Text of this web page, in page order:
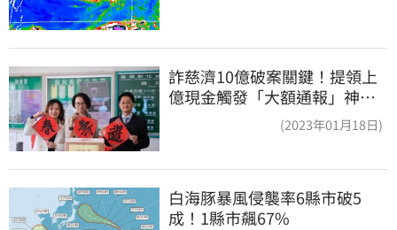
詐慈濟10億破案關鍵！提領上
億現金觸發「大額通報」神鬼
(2023年01月18日)
白海豚暴風侵襲率6縣市破5
成！1縣市飆67%